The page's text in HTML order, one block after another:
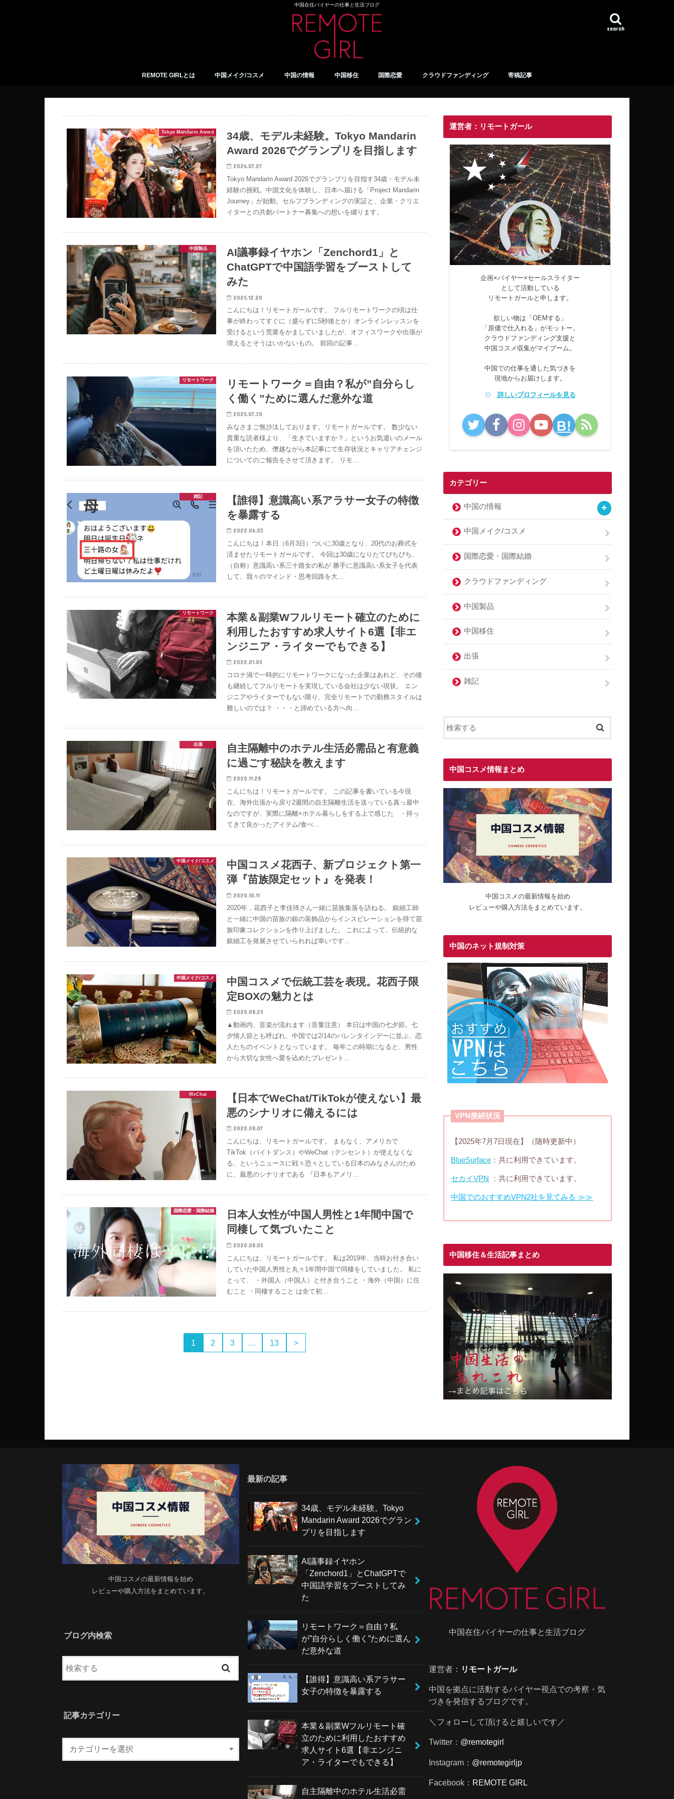
中国在住バイヤーの仕事と生活ブログ
search
REMOTE GIRLとは 中国メイク/コスメ 中国の情報 中国移住 国際恋愛 クラウドファンディング 寄稿記事
Tokyo Mandarin Award
34歳、モデル未経験。Tokyo Mandarin
Award 2026でグランプリを目指します
2026.07.27
Tokyo Mandarin Award 2026でグランプリを目指す34歳・モデル未
経験の挑戦。中国文化を体験し、日本へ届ける「Project Mandarin
Journey」が始動。セルフブランディングの実証と、企業・クリエ
イターとの共創パートナー募集への想いを綴ります。
中国製品
AI議事録イヤホン「Zenchord1」と
ChatGPTで中国語学習をブーストして
みた
2025.12.20
こんにちは！リモートガールです。 フルリモートワークの頃は仕
事が終わってすぐに（盛らずに5秒後とか）オンラインレッスンを
受けるという荒業をかましていましたが、オフィスワークや出張が
増えるとそうはいかないもの。 前回の記事…
リモートワーク
リモートワーク＝自由？私が”自分らし
く働く”ために選んだ意外な道
2025.07.30
みなさまご無沙汰しております。リモートガールです。 数少ない
貴重な読者様より、「生きていますか？」というお気遣いのメール
を頂いたため、僭越ながら本記事にて生存状況とキャリアチェンジ
についてのご報告をさせて頂きます。 リモ…
雑記
【誰得】意識高い系アラサー女子の特徴
を暴露する
2022.06.03
こんにちは！本日（6月3日）ついに30歳となり、20代のお葬式を
済ませたリモートガールです。 今回は30歳になりたてぴちぴち、
（自称）意識高い系三十路女の私が 勝手に意識高い系女子を代表
して、我々のマインド・思考回路を大…
リモートワーク
本業＆副業Wフルリモート確立のために
利用したおすすめ求人サイト6選【非エ
ンジニア・ライターでもできる】
2022.01.05
コロナ渦で一時的にリモートワークになった企業はあれど、その後
も継続してフルリモートを実現している会社は少ない現状。 エン
ジニアやライターでもない限り、完全リモートでの勤務スタイルは
難しいのでは？ ・・・と諦めている方へ向…
出張
自主隔離中のホテル生活必需品と有意義
に過ごす秘訣を教えます
2020.11.28
こんにちは！リモートガールです。 この記事を書いている今現
在、海外出張から戻り2週間の自主隔離生活を送っている真っ最中
なのですが、実際に隔離×ホテル暮らしをする上で感じた ・持っ
てきて良かったアイテム/食べ…
中国メイク/コスメ
中国コスメ花西子、新プロジェクト第一
弾『苗族限定セット』を発表！
2020.10.11
2020年，花西子と李佳琦さん一緒に苗族集落を訪ねる。 銀細工師
と一緒に中国の苗族の銀の装飾品からインスピレーションを得て苗
族印象コレクションを作り上げました。 これによって、伝統的な
銀細工を発展させていられれば幸いです…
中国メイク/コスメ
中国コスメで伝統工芸を表現。花西子限
定BOXの魅力とは
2020.08.25
▲動画内、音楽が流れます（音量注意） 本日は中国の七夕節。七
夕情人節とも呼ばれ、中国では2/14のバレンタインデーに並ぶ、恋
人たちのイベントとなっています。 毎年この時期になると、男性
から大切な女性へ愛を込めたプレゼント…
WeChat
【日本でWeChat/TikTokが使えない】最
悪のシナリオに備えるには
2020.08.07
こんにちは、リモートガールです。 まもなく、アメリカで
TikTok（バイトダンス）やWeChat（テンセント）が使えなくな
る、というニュースに戦々恐々としている日本のみなさんのため
に、最悪のシナリオである 『日本もアメリ…
国際恋愛・国際結婚
日本人女性が中国人男性と1年間中国で
同棲して気づいたこと
2020.08.05
こんにちは、リモートガールです。 私は2019年、当時お付き合い
していた中国人男性と丸々1年間中国で同棲をしていました。 私に
とって、 ・外国人（中国人）と付き合うこと ・海外（中国）に住
むこと ・同棲すること は全て初…
1 2 3 … 13 >
運営者：リモートガール
企画×バイヤー×セールスライター
として活動している
リモートガールと申します。
欲しい物は「OEMする」
「原価で仕入れる」がモットー。
クラウドファンディング支援と
中国コスメ収集がマイブーム。
中国での仕事を通した気づきを
現地からお届けします。
詳しいプロフィールを見る
B!
カテゴリー
中国の情報
中国メイク/コスメ
国際恋愛・国際結婚
クラウドファンディング
中国製品
中国移住
出張
雑記
中国コスメ情報まとめ
中国コスメの最新情報を始め
レビューや購入方法をまとめています。
中国のネット規制対策
VPN接続状況
【2025年7月7日現在】（随時更新中）
BlueSurface ：共に利用できています。
セカイVPN ：共に利用できています。
中国でのおすすめVPN2社を見てみる ≫≫
中国移住＆生活記事まとめ
中国コスメの最新情報を始め
レビューや購入方法をまとめています。
ブログ内検索
記事カテゴリー
最新の記事
34歳、モデル未経験。Tokyo
Mandarin Award 2026でグラン
プリを目指します
AI議事録イヤホン
「Zenchord1」とChatGPTで
中国語学習をブーストしてみ
た
リモートワーク＝自由？私
が”自分らしく働く”ために選ん
だ意外な道
【誰得】意識高い系アラサー
女子の特徴を暴露する
本業＆副業Wフルリモート確
立のために利用したおすすめ
求人サイト6選【非エンジニ
ア・ライターでもできる】
自主隔離中のホテル生活必需
中国在住バイヤーの仕事と生活ブログ
運営者： リモートガール
中国を拠点に活動するバイヤー視点での考察・気
づきを発信するブログです。
＼フォローして頂けると嬉しいです／
Twitter： @remotegirl
Instagram： @remotegirljp
Facebook： REMOTE GIRL